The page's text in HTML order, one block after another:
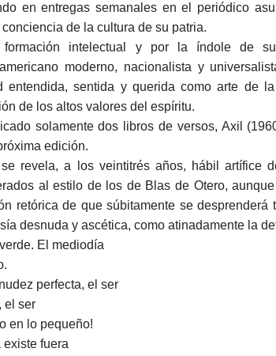
en entregas semanales en el periódico
de la cultura de su patria.
intelectual y por la índole de
moderno, nacionalista y
entendida, sentida y querida como arte de
de los altos valores del espíritu.
solamente dos libros de versos, Axil
edición.
revela, a los veintitrés años, hábil artífice
al estilo de los de Blas de Otero,
retórica de que súbitamente se
desnuda y ascética, como atinadamente la
El mediodía
perfecta, el ser
el ser
en lo pequeño!
existe fuera